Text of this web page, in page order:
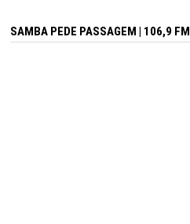
SAMBA PEDE PASSAGEM | 106,9 FM